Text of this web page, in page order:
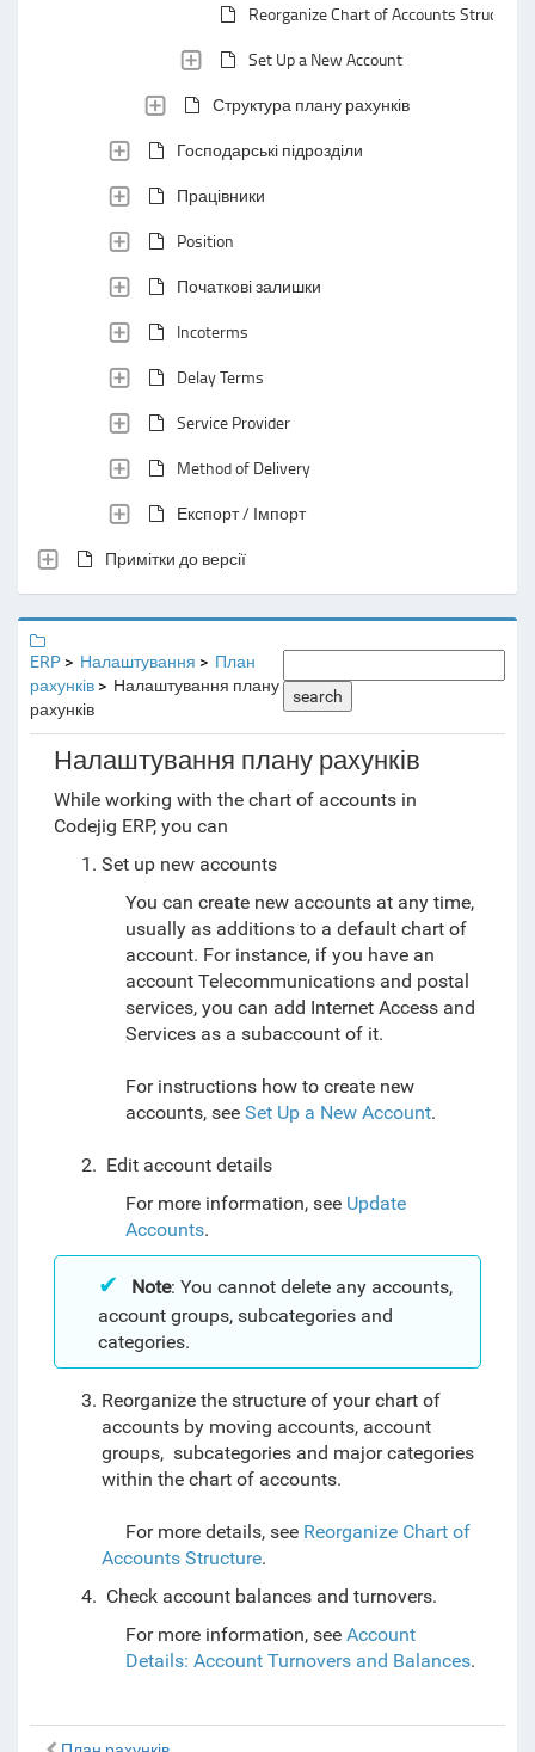
Reorganize Chart of Accounts Structure
Set Up a New Account
Структура плану рахунків
Господарські підрозділи
Працівники
Position
Початкові залишки
Incoterms
Delay Terms
Service Provider
Method of Delivery
Експорт / Імпорт
Примітки до версії
ERP Налаштування
План
рахунків
Налаштування плану
рахунків
search
Налаштування плану рахунків
While working with the chart of accounts in
Codejig ERP, you can
Set up new accounts
You can create new accounts at any time,
usually as additions to a default chart of
account. For instance, if you have an
account Telecommunications and postal
services, you can add Internet Access and
Services as a subaccount of it.
For instructions how to create new
accounts, see Set Up a New Account.
Edit account details
For more information, see Update
Accounts.
Note: You cannot delete any accounts,
account groups, subcategories and
categories.
Reorganize the structure of your chart of
accounts by moving accounts, account
groups, subcategories and major categories
within the chart of accounts.
For more details, see Reorganize Chart of
Accounts Structure.
Check account balances and turnovers.
For more information, see Account
Details: Account Turnovers and Balances.